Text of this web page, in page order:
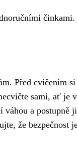
činkami.
Před cvičením
sami, ať je
váhou a postupně ji
že bezpečnost